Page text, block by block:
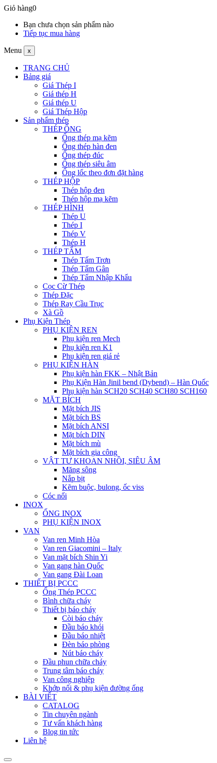
Giỏ hàng0
Bạn chưa chọn sản phẩm nào
Tiếp tục mua hàng
Menu x
TRANG CHỦ
Bảng giá
Giá Thép I
Giá thép H
Giá thép U
Giá Thép Hộp
Sản phẩm thép
THÉP ỐNG
Ống thép mạ kẽm
Ống thép hàn đen
Ống thép đúc
Ống thép siêu âm
Ống lốc theo đơn đặt hàng
THÉP HỘP
Thép hộp đen
Thép hộp mạ kẽm
THÉP HÌNH
Thép U
Thép I
Thép V
Thép H
THÉP TẤM
Thép Tấm Trơn
Thép Tấm Gân
Thép Tấm Nhập Khẩu
Cọc Cừ Thép
Thép Đặc
Thép Ray Cầu Trục
Xà Gồ
Phụ Kiện Thép
PHỤ KIỆN REN
Phụ kiện ren Mech
Phụ kiện ren K1
Phụ kiện ren giá rẻ
PHỤ KIỆN HÀN
Phụ kiện hàn FKK – Nhật Bản
Phụ Kiện Hàn Jinil bend (Dybend) – Hàn Quốc
Phụ kiện hàn SCH20 SCH40 SCH80 SCH160
MẶT BÍCH
Mặt bích JIS
Mặt bích BS
Mặt bích ANSI
Mặt bích DIN
Mặt bích mù
Mặt bích gia công
VẬT TƯ KHOAN NHỒI, SIÊU ÂM
Măng sông
Nắp bịt
Kẽm buộc, bulong, ốc viss
Cóc nối
INOX
ỐNG INOX
PHỤ KIỆN INOX
VAN
Van ren Minh Hòa
Van ren Giacomini – Italy
Van mặt bích Shin Yi
Van gang hàn Quốc
Van gang Đài Loan
THIẾT BỊ PCCC
Ống Thép PCCC
Bình chữa cháy
Thiết bị báo cháy
Còi báo cháy
Đầu báo khói
Đầu báo nhiệt
Đèn báo phòng
Nút báo cháy
Đầu phun chữa cháy
Trung tâm báo cháy
Van công nghiệp
Khớp nối & phụ kiện đường ống
BÀI VIẾT
CATALOG
Tin chuyên ngành
Tư vấn khách hàng
Blog tin tức
Liên hệ